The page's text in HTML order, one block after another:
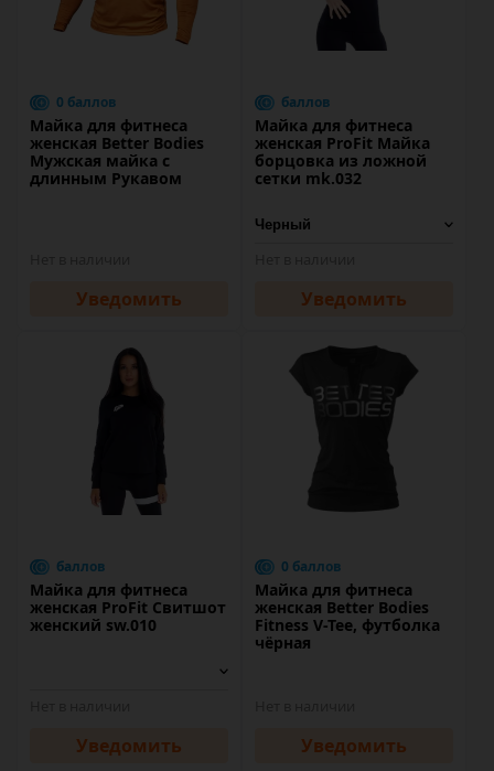
0 баллов
Майка для фитнеса
женская Better Bodies
Мужская майка с
длинным Рукавом
Уведомить
баллов
Майка для фитнеса
женская ProFit Майка
борцовка из ложной
сетки mk.032
Уведомить
баллов
Майка для фитнеса
женская ProFit Свитшот
женский sw.010
Уведомить
0 баллов
Майка для фитнеса
женская Better Bodies
Fitness V-Tee, футболка
чёрная
Уведомить